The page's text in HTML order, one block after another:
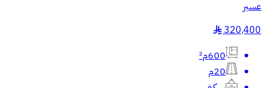
عسير
320,400
§
600م²
20م